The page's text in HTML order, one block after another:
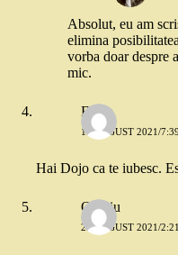
Absolut, eu am
elimina
vorba doar despre
mic.
Elena
16 AUGUST 2021/
Hai Dojo ca te iubesc.
Ovidiu
21 AUGUST 2021/